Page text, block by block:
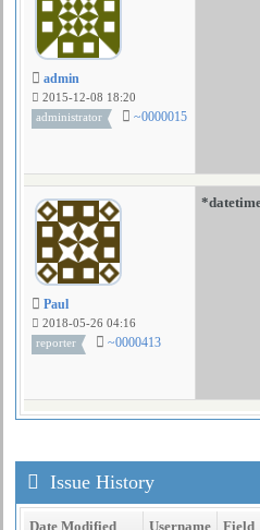
admin
2015-12-08 18:20
administrator
~0000015
Paul
2018-05-26 04:16
reporter
~0000413
Issue History
Date Modified Username Field